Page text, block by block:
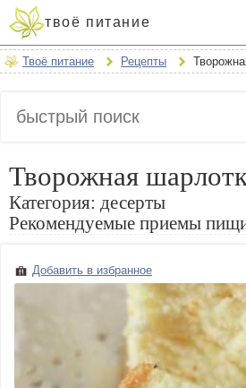
твоё питание
Твоё питание Рецепты
Творожная
Категория: десерты
Рекомендуемые приемы
Добавить в избранное